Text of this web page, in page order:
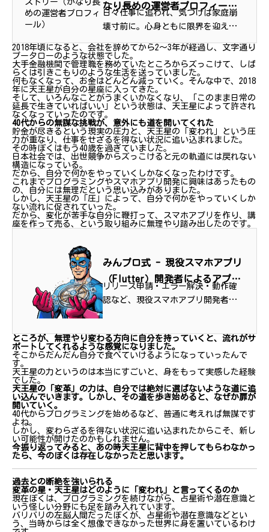
なり長めの運営者プロフィー
ル）
日々仕事に追われ、気づけば家庭崩
壊寸前に。心身ともに限界を迎え、
退職」。主夫状態で家族と向き合う
も、そこで見せつけられた「人間性
ゼロ」の醜悪な本性。調子こいて出
世街...
2018年頃になると、会社を辞めてから2〜3年が経過し、文字通り
プータローのような状態でした。
大手金融機関で管理職を務めていたところからズっこけて、しば
らくは引きこもりのような生活を送っていました。
何もなくなって、お金はどんどん減っていく。そんな中で、2018
年に天王星が自分の星座に入ってきた。
そして、いろんなことがうまくいかなくなり、「このまま日常の
延長で生きていればいい」という状態は、天王星によって許され
なくなっていったのです。
40代からの無謀な挑戦が、意外にも道を開いてくれた
貯金が尽きるという現実の圧力と、天王星の「変われ」という圧
力が重なり、仕事をせざるを得ない状況に追い込まれました。
その時ぼくはもう40歳を過ぎていました。
日本社会では、出世競争からズっこけると元の軌道には戻れない
構造になっている。
だから、自分で何かをやっていくしかなくなったわけです。
これまでプログラミングやスマホアプリ開発に興味はあったもの
の、自分には無理だという思い込みがありました。
しかし、天王星の「圧」によって、自分で何かをやっていくしか
ない流れに促されていった。
だから、変化が苦手な自分に鞭打って、スマホアプリを作り、講
座を作って売る、という取り組みに無理やり踏み出したのです。
みんプロ式 - 現役スマホアプリ
（Flutter）開発者によるアプリ
開発支援サービス
リリース申請・エラー解決・動作確
認など、現役スマホアプリ開発者が
ところが、無理やり変わる方向に自分を持っていくと、流れがサ
ポートしてくれるような感覚になりました。
そこからだんだん自分で食べていけるようになっていったんで
す。
天王星の力というのは本当にすごいと、身をもって実感した経験
でした。
天王星の「変革」の力は、自分では絶対に選ばないような道に追
い込んでいきます。しかし、その道を歩き始めると、なぜか扉が
開いていく。
40代からプログラミングを始めるなど、普通に考えれば無謀です
よね。
しかし、変わらざるを得ない状況に追い込まれたからこそ、新し
い可能性が開けたのかもしれません。
今振り返ってみると、あの時天王星に背中を押してもらわなかっ
たら、今のぼくは存在しなかったと思います。
過去との断絶を強いられる
変革の星・天王星はどのように「変われ」と言ってくるのか
現在ぼくは、プログラミングを続けながら、占星術や潜在意識と
いう怪しい分野にも足を踏み入れています。
バリバリの左脳人間だったぼくが、占星術や潜在意識などとい
う、当時からは全く想像できなかった世界に身を置いているわけ